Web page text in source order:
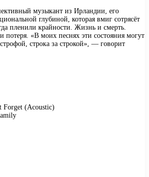
музыкант из Ирландии, его
глубиной, которая вмиг сотрясёт
пленили крайности. Жизнь и смерть.
потеря. «В моих песнях эти состояния могут
строка за строкой», — говорит
(Acoustic)